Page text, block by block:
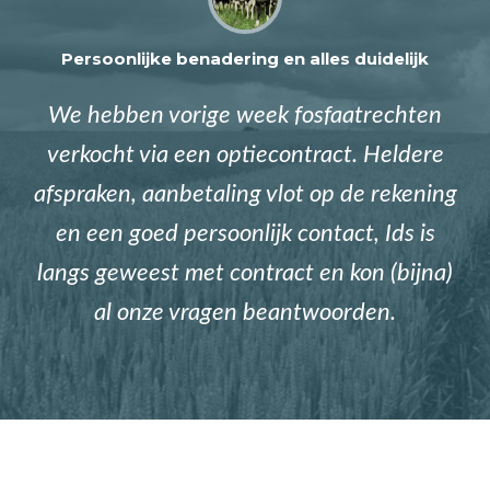
Persoonlijke benadering en alles duidelijk
We hebben vorige week fosfaatrechten
verkocht via een optiecontract. Heldere
afspraken, aanbetaling vlot op de rekening
en een goed persoonlijk contact, Ids is
langs geweest met contract en kon (bijna)
al onze vragen beantwoorden.